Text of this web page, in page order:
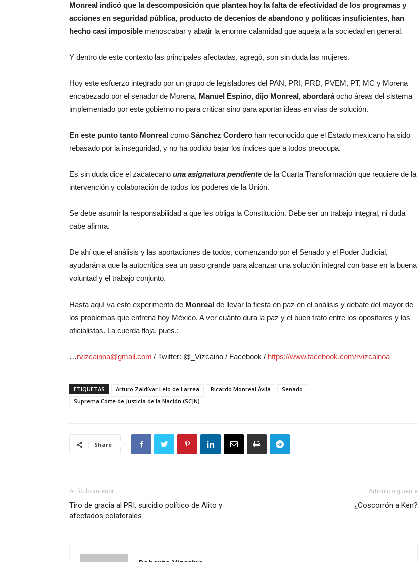
Monreal indicó que la descomposición que plantea hoy la falta de efectividad de los programas y
acciones en seguridad pública, producto de decenios de abandono y políticas insuficientes, han
hecho casi imposible menoscabar y abatir la enorme calamidad que aqueja a la sociedad en general.
Y dentro de este contexto las principales afectadas, agregó, son sin duda las mujeres.
Hoy este esfuerzo integrado por un grupo de legisladores del PAN, PRI, PRD, PVEM, PT, MC y Morena
encabezado por el senador de Morena, Manuel Espino, dijo Monreal, abordaráocho áreas del sistema
implementado por este gobierno no para criticar sino para aportar ideas en vías de solución.
En este punto tanto Monreal como Sánchez Cordero han reconocido que el Estado mexicano ha sido
rebasado por la inseguridad, y no ha podido bajar los índices que a todos preocupa.
Es sin duda dice el zacatecano una asignatura pendiente de la Cuarta Transformación que requiere de la
intervención y colaboración de todos los poderes de la Unión.
Se debe asumir la responsabilidad a que les obliga la Constitución. Debe ser un trabajo integral, ni duda
cabe afirma.
De ahí que el análisis y las aportaciones de todos, comenzando por el Senado y el Poder Judicial,
ayudarán a que la autocrítica sea un paso grande para alcanzar una solución integral con base en la buena
voluntad y el trabajo conjunto.
Hasta aquí va este experimento de Monreal de llevar la fiesta en paz en el análisis y debate del mayor de
los problemas que enfrena hoy México. A ver cuánto dura la paz y el buen trato entre los opositores y los
oficialistas. La cuerda floja, pues.:
…rvizcainoa@gmail.com / Twitter: @_Vizcaino / Facebook / https://www.facebook.com/rvizcainoa
ETIQUETAS Arturo Zaldívar Lelo de Larrea Ricardo Monreal Ávila
Senado
Suprema Corte de Justicia de la Nación (SCJN)
Share
Artículo anterior
Tiro de gracia al PRI, suicidio político de Alito y
afectados colaterales
Artículo siguiente
¿Coscorrón a Ken?